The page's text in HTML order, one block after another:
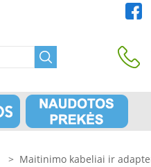
> Maitinimo kabeliai ir